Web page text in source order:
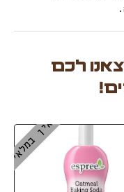
לכם
אין במלאי